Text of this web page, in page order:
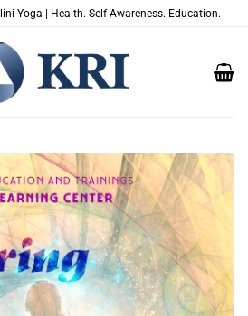
Yoga | Health. Self Awareness. Education.